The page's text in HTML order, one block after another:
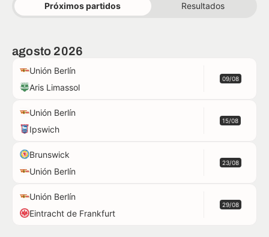
Próximos partidos Resultados
agosto 2026
Unión Berlín
Aris Limassol
09/08
Unión Berlín
Ipswich
15/08
Brunswick
Unión Berlín
23/08
Unión Berlín
Eintracht de Frankfurt
29/08